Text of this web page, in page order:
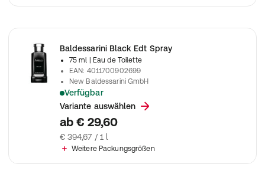
Baldessarini Black Edt Spray
75 ml
| Eau de Toilette
EAN: 4011700902699
New Baldessarini GmbH
Verfügbar
Baldessarini Black Edt Spray
Variante auswählen
ab € 29,60
€ 394,67 / 1 l
Weitere Packungsgrößen